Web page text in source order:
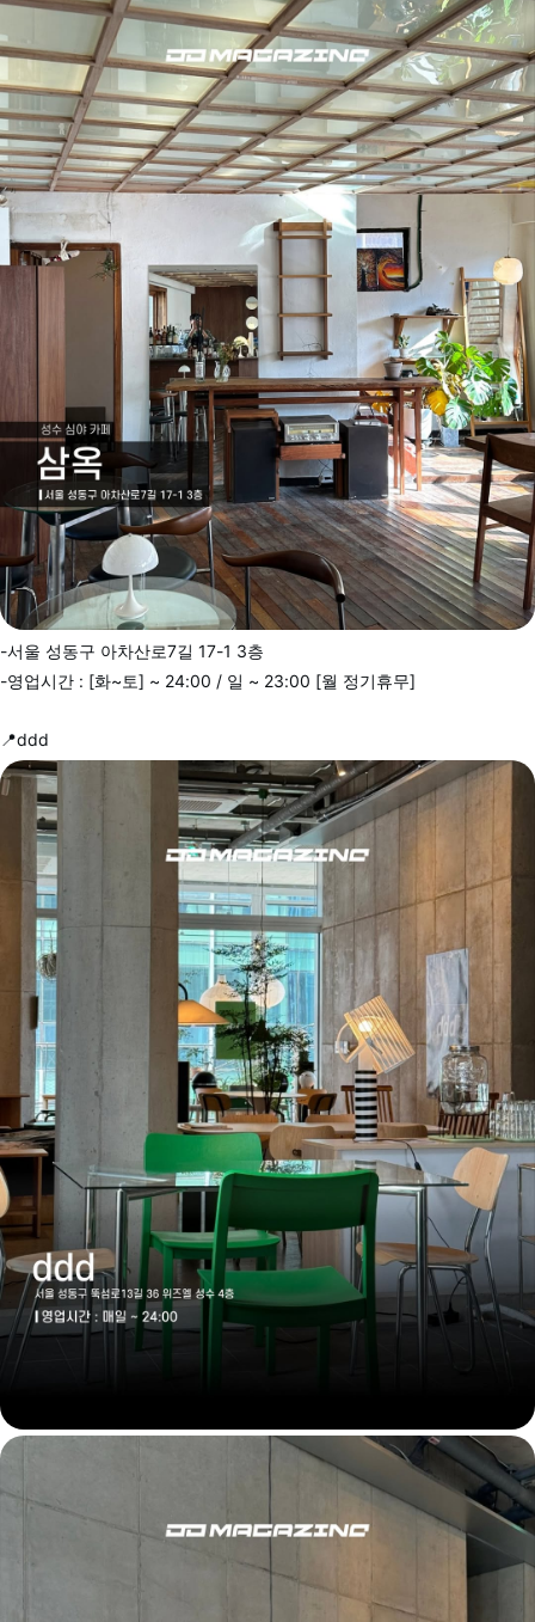
-서울 성동구 아차산로7길 17-1 3층
-영업시간 : [화~토] ~ 24:00 / 일 ~ 23:00 [월 정기휴무]
📍ddd